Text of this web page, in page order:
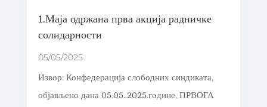
1.Маја одржана прва акција радничке
солидарности
05/05/2025
Извор: Конфедерација слободних синдиката,
објављено дана 05.05..2025.године. ПРВОГА